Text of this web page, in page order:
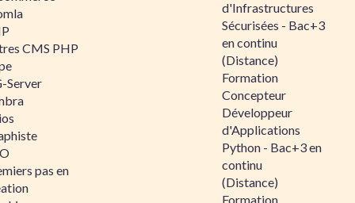
CMS PHP
Server
pas en
d'Infrastructures
Sécurisées - Bac+3
en continu
(Distance)
Formation
Concepteur
Développeur
d'Applications
Python - Bac+3 en
continu
(Distance)
Formation